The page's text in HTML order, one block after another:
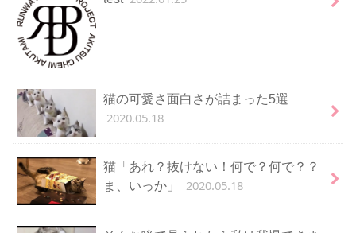
猫の可愛さ面白さが詰まった5選
2020.05.18
猫「あれ？抜けない！何で？何で？？
ま、いっか」
2020.05.18